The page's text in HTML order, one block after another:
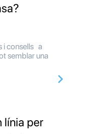
i consells a
semblar una
línia per